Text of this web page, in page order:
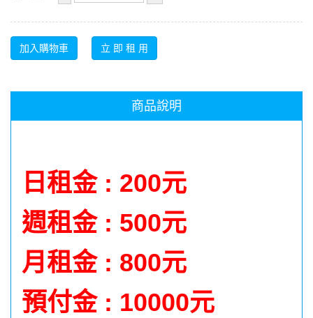
商品說明
日租金 : 200元
週租金 : 500元
月租金 : 800元
預付金 : 10000元